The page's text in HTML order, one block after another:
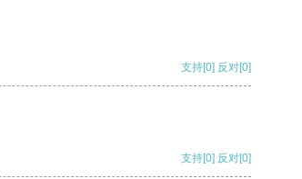
支持[0] 反对[0]
支持[0] 反对[0]